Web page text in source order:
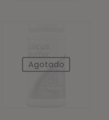
Agotado